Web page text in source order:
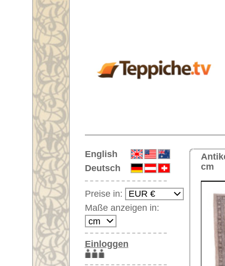
English
Deutsch
Preise in:
Maße anzeigen in:
Einloggen
Noch kein Kunden-
Login?
Ihr Warenkorb:
Ihr Warenkorb ist leer.
Artikelnummer: